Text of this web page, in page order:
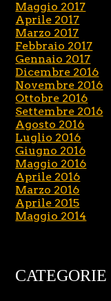
Maggio 2017
Aprile 2017
Marzo 2017
Febbraio 2017
Gennaio 2017
Dicembre 2016
Novembre 2016
Ottobre 2016
Settembre 2016
Agosto 2016
Luglio 2016
Giugno 2016
Maggio 2016
Aprile 2016
Marzo 2016
Aprile 2015
Maggio 2014
CATEGORIE